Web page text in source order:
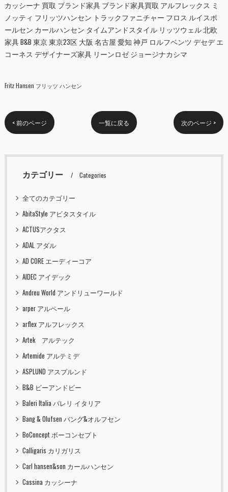
カッシーナ 買取 ブランド家具 ブランド家具買取 アルフレックス ミ
ノッティ フリッツハンセン トラックファニチャー フロス ルイスポ
ールセン カールハンセン タイムアンドスタイル リッツウェル 北欧
家具 B&B 東京 東京23区 大阪 名古屋 愛知 神戸 ロルフベンツ デセデ エ
コーネス デザイナーズ家具 リーンロゼ ジョージナカシマ
Fritz Hansen フリッツ ハンセン
< 前のページ 一覧に戻る 次のページ >
カテゴリー Categories
全てのカテゴリー
AbitaStyle アビタスタイル
ACTUSアクタス
ADAL アダル
AD CORE エーディーコア
AIDEC アイデック
Andreu World アンドリューワールド
arper アルペール
arflex アルフレックス
Artek アルテック
Artemide アルテミデ
ASPLUND アスプルンド
B&B ビーアンドビー
Baleri Italia バレリ イタリア
Bang & Olufsen バング&オルフセン
BoConcept ボーコンセプト
Calligaris カリガリス
Carl hansen&son カールハンセン
Cassina カッシーナ